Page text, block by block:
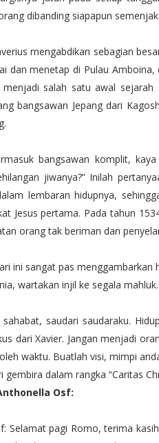
dibanding siapapun
mengabdikan sebagian
dan menetap di Pulau
salah satu awal sejarah
bangsawan Jepang dari
bangsawan komplit,
jiwanya?” Inilah
lembaran hidupnya,
Jesus pertama. Pada tahun
orang tak beriman dan
ini sangat pas menggambarkan
wartakan injil ke segala mahluk.
saudari saudaraku.
dari Xavier. Jangan menjadi
waktu. Buatlah visi, mimpi
gembira dalam rangka “Caritas
Osf:
Selamat pagi Romo, terima